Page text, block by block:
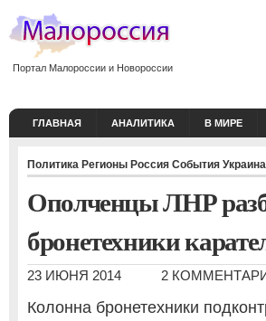
Портал Малороссии и Новороссии
ГЛАВНАЯ АНАЛИТИКА В МИРЕ
Политика Регионы Россия События Украина
Ополченцы ЛНР
бронетехники
23 ИЮНЯ 2014 2
Колонна бронетехники